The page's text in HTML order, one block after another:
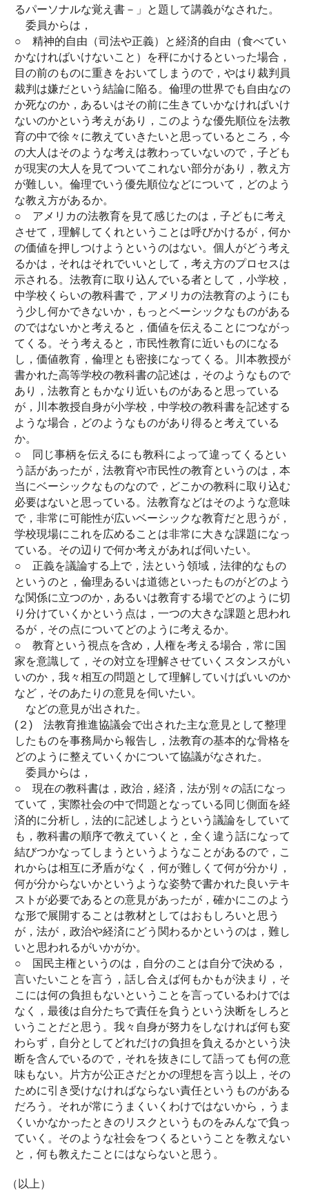
るパーソナルな覚え書－」と題して講義がなされた。
委員からは，
○ 精神的自由（司法や正義）と経済的自由（食べてい
かなければいけないこと）を秤にかけるといった場合，
目の前のものに重きをおいてしまうので，やはり裁判員
裁判は嫌だという結論に陥る。倫理の世界でも自由なの
か死なのか，あるいはその前に生きていかなければいけ
ないのかという考えがあり，このような優先順位を法教
育の中で徐々に教えていきたいと思っているところ，今
の大人はそのような考えは教わっていないので，子ども
が現実の大人を見てついてこれない部分があり，教え方
が難しい。倫理でいう優先順位などについて，どのよう
な教え方があるか。
○ アメリカの法教育を見て感じたのは，子どもに考え
させて，理解してくれということは呼びかけるが，何か
の価値を押しつけようというのはない。個人がどう考え
るかは，それはそれでいいとして，考え方のプロセスは
示される。法教育に取り込んでいる者として，小学校，
中学校くらいの教科書で，アメリカの法教育のようにも
う少し何かできないか，もっとベーシックなものがある
のではないかと考えると，価値を伝えることにつながっ
てくる。そう考えると，市民性教育に近いものになる
し，価値教育，倫理とも密接になってくる。川本教授が
書かれた高等学校の教科書の記述は，そのようなもので
あり，法教育ともかなり近いものがあると思っている
が，川本教授自身が小学校，中学校の教科書を記述する
ような場合，どのようなものがあり得ると考えている
か。
○ 同じ事柄を伝えるにも教科によって違ってくるとい
う話があったが，法教育や市民性の教育というのは，本
当にベーシックなものなので，どこかの教科に取り込む
必要はないと思っている。法教育などはそのような意味
で，非常に可能性が広いベーシックな教育だと思うが，
学校現場にこれを広めることは非常に大きな課題になっ
ている。その辺りで何か考えがあれば伺いたい。
○ 正義を議論する上で，法という領域，法律的なもの
というのと，倫理あるいは道徳といったものがどのよう
な関係に立つのか，あるいは教育する場でどのように切
り分けていくかという点は，一つの大きな課題と思われ
るが，その点についてどのように考えるか。
○ 教育という視点を含め，人権を考える場合，常に国
家を意識して，その対立を理解させていくスタンスがい
いのか，我々相互の問題として理解していけばいいのか
など，そのあたりの意見を伺いたい。
などの意見が出された。
(２) 法教育推進協議会で出された主な意見として整理
したものを事務局から報告し，法教育の基本的な骨格を
どのように整えていくかについて協議がなされた。
委員からは，
○ 現在の教科書は，政治，経済，法が別々の話になっ
ていて，実際社会の中で問題となっている同じ側面を経
済的に分析し，法的に記述しようという議論をしていて
も，教科書の順序で教えていくと，全く違う話になって
結びつかなってしまうというようなことがあるので，こ
れからは相互に矛盾がなく，何が難しくて何が分かり，
何が分からないかというような姿勢で書かれた良いテキ
ストが必要であるとの意見があったが，確かにこのよう
な形で展開することは教材としてはおもしろいと思う
が，法が，政治や経済にどう関わるかというのは，難し
いと思われるがいかがか。
○ 国民主権というのは，自分のことは自分で決める，
言いたいことを言う，話し合えば何もかもが決まり，そ
こには何の負担もないということを言っているわけでは
なく，最後は自分たちで責任を負うという決断をしろと
いうことだと思う。我々自身が努力をしなければ何も変
わらず，自分としてどれだけの負担を負えるかという決
断を含んでいるので，それを抜きにして語っても何の意
味もない。片方が公正さだとかの理想を言う以上，その
ために引き受けなければならない責任というものがある
だろう。それが常にうまくいくわけではないから，うま
くいかなかったときのリスクというものをみんなで負っ
ていく。そのような社会をつくるということを教えない
と，何も教えたことにはならないと思う。
（以上）